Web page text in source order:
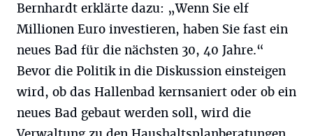
Bernhardt erklärte dazu: „Wenn Sie elf
Millionen Euro investieren, haben Sie fast ein
neues Bad für die nächsten 30, 40 Jahre.“
Bevor die Politik in die Diskussion einsteigen
wird, ob das Hallenbad kernsaniert oder ob ein
neues Bad gebaut werden soll, wird die